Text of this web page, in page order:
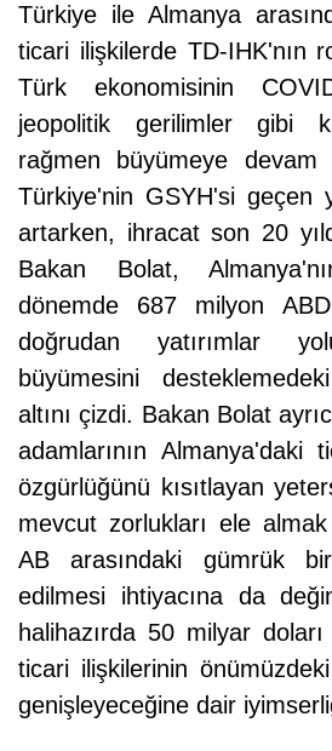
Türkiye ile Almanya
ticari ilişkilerde TD-IHK'nın
Türk ekonomisinin
jeopolitik gerilimler gibi
rağmen büyümeye devam
Türkiye'nin GSYH'si geçen
artarken, ihracat son 20
Bakan Bolat,
dönemde 687 milyon
doğrudan yatırımlar
büyümesini
altını çizdi. Bakan Bolat
adamlarının Almanya'daki
özgürlüğünü kısıtlayan
mevcut zorlukları ele
AB arasındaki gümrük
edilmesi ihtiyacına da
halihazırda 50 milyar
ticari ilişkilerinin
genişleyeceğine dair